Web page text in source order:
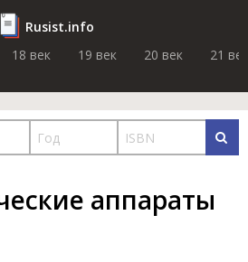
Rusist.info
18 век 19 век 20 век 21 век
аппараты